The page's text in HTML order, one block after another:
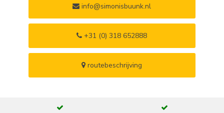
info@simonisbuunk.nl
+31 (0) 318 652888
routebeschrijving